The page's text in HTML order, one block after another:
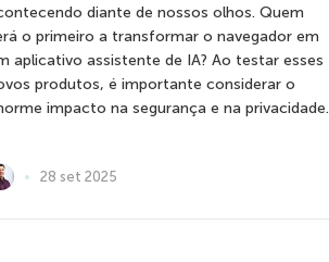
diante de nossos olhos. Quem
o primeiro a transformar o navegador em
aplicativo assistente de IA? Ao testar esses
produtos, é importante considerar o
impacto na segurança e na privacidade.
28 set 2025